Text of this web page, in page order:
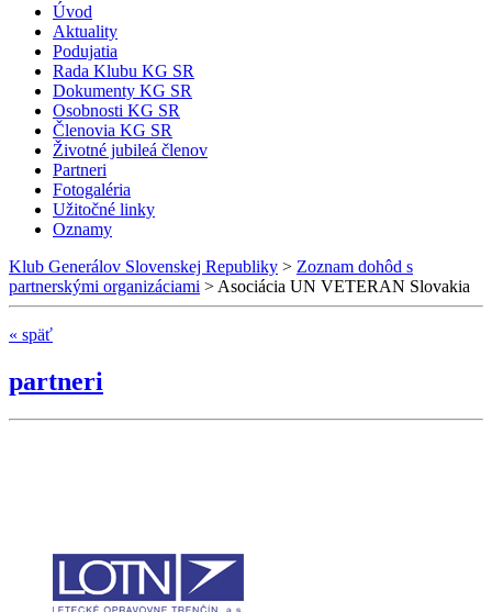
Úvod
Aktuality
Podujatia
Rada Klubu KG SR
Dokumenty KG SR
Osobnosti KG SR
Členovia KG SR
Životné jubileá členov
Partneri
Fotogaléria
Užitočné linky
Oznamy
Klub Generálov Slovenskej Republiky > Zoznam dohôd s
partnerskými organizáciami > Asociácia UN VETERAN Slovakia
« späť
partneri